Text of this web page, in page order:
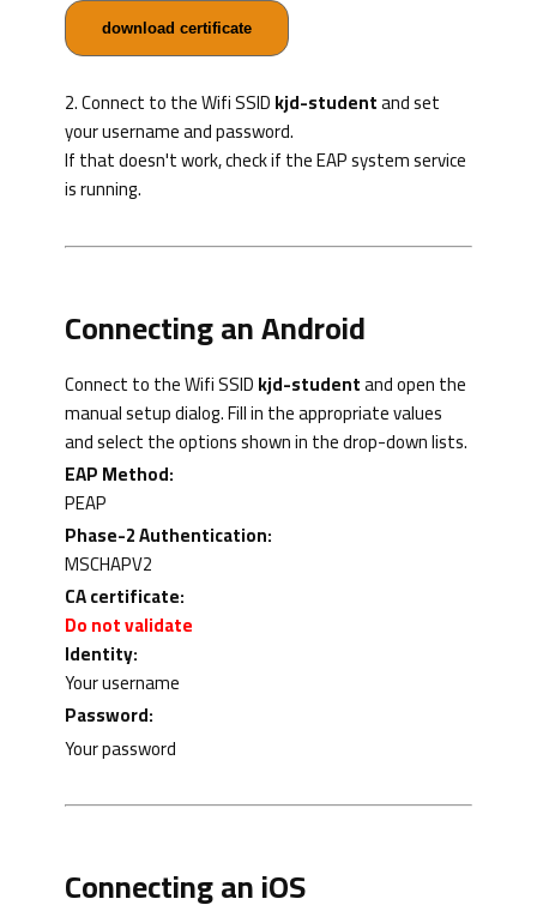
download certificate
2. Connect to the Wifi SSIDkjd-studentand set
your username and password.
If that doesn't work, check if the EAP system service
is running.
Connecting an Android
Connect to the Wifi SSIDkjd-studentand open the
manual setup dialog.Fill in the appropriate values ​​
and select the options shown in the drop-down lists.
EAP Method:
PEAP
Phase-2 Authentication:
MSCHAPV2
CA certificate:
Do not validate
Identity:
Your username
Password:
Your password
Connecting an iOS